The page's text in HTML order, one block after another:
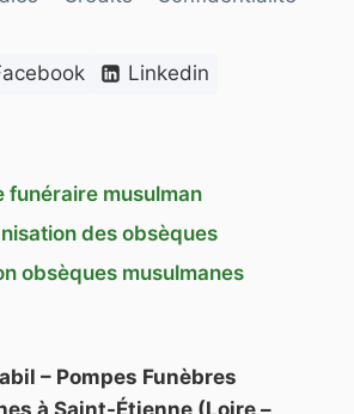
Linkedin
funéraire musulman
des obsèques
obsèques musulmanes
– Pompes Funèbres
à Saint-Étienne (Loire –